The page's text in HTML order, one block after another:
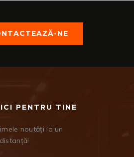
NE
PENTRU TINE
noutăți la un